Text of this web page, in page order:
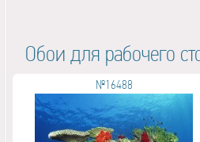
Обои для рабочего
№16488